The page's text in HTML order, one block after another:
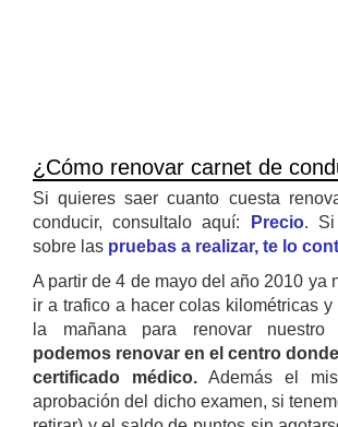
¿Cómo renovar carnet de
Si quieres saer cuanto cuesta
conducir, consultalo aquí:
Precio. Si
sobre las pruebas a realizar, te lo
A partir de 4 de mayo del año 2010 ya
ir a trafico a hacer colas kilométricas y
la mañana para renovar nuestro
podemos renovar en el centro
certificado médico. Además el
aprobación del dicho examen, si